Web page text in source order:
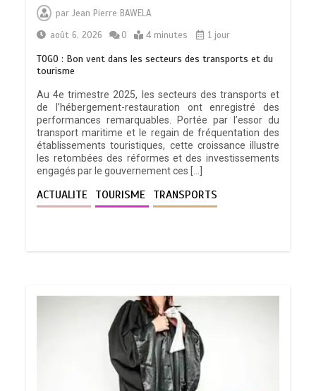
parJean Pierre BAWELA
août 6, 2026
0 4 minutes 1 jour
TOGO : Bon vent dans les secteurs des transports et du
tourisme
Au 4e trimestre 2025, les secteurs des transports et
de l’hébergement-restauration ont enregistré des
performances remarquables. Portée par l’essor du
transport maritime et le regain de fréquentation des
établissements touristiques, cette croissance illustre
les retombées des réformes et des investissements
engagés par le gouvernement ces […]
ACTUALITE TOURISME TRANSPORTS